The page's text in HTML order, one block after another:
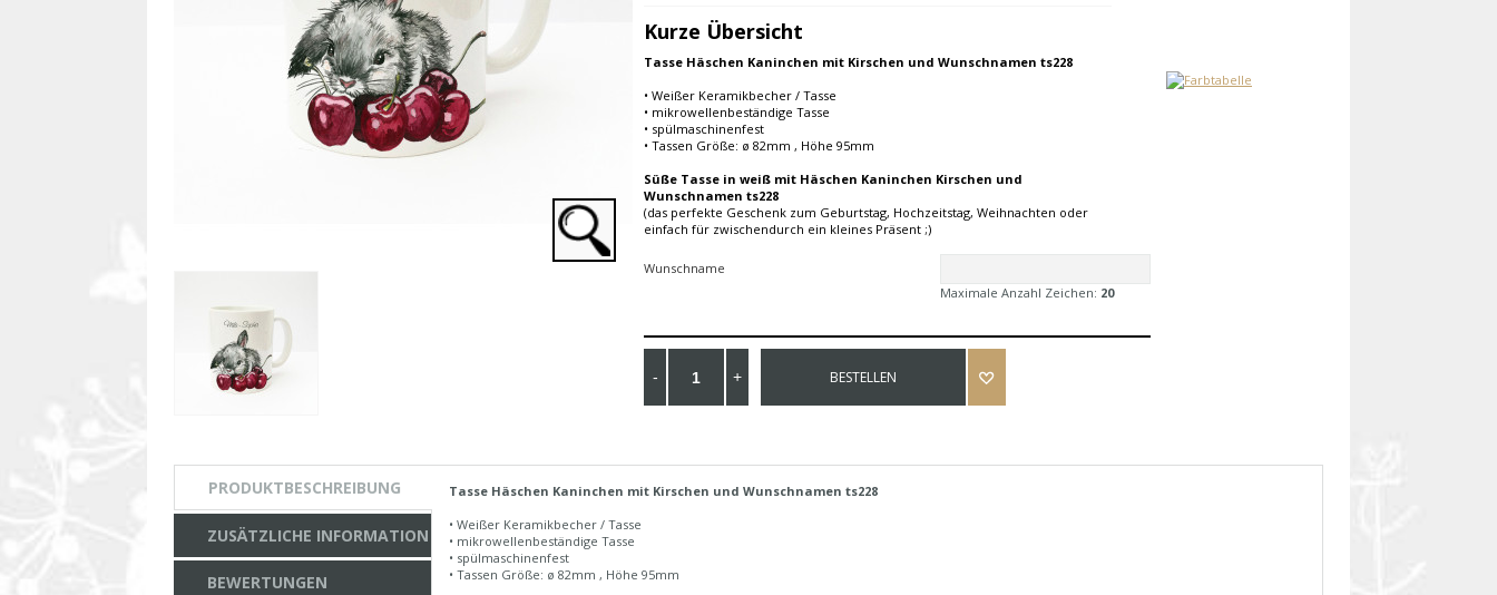
Kurze Übersicht
Tasse Häschen Kaninchen mit Kirschen und Wunschnamen ts228
• Weißer Keramikbecher / Tasse
• mikrowellenbeständige Tasse
• spülmaschinenfest
• Tassen Größe: ø 82mm , Höhe 95mm
Süße Tasse in weiß mit Häschen Kaninchen Kirschen und
Wunschnamen ts228
(das perfekte Geschenk zum Geburtstag, Hochzeitstag, Weihnachten oder
einfach für zwischendurch ein kleines Präsent ;)
Wunschname
Maximale Anzahl Zeichen: 20
BESTELLEN
PRODUKTBESCHREIBUNG
ZUSÄTZLICHE INFORMATION
BEWERTUNGEN
Tasse Häschen Kaninchen mit Kirschen und Wunschnamen ts228
• Weißer Keramikbecher / Tasse
• mikrowellenbeständige Tasse
• spülmaschinenfest
• Tassen Größe: ø 82mm , Höhe 95mm